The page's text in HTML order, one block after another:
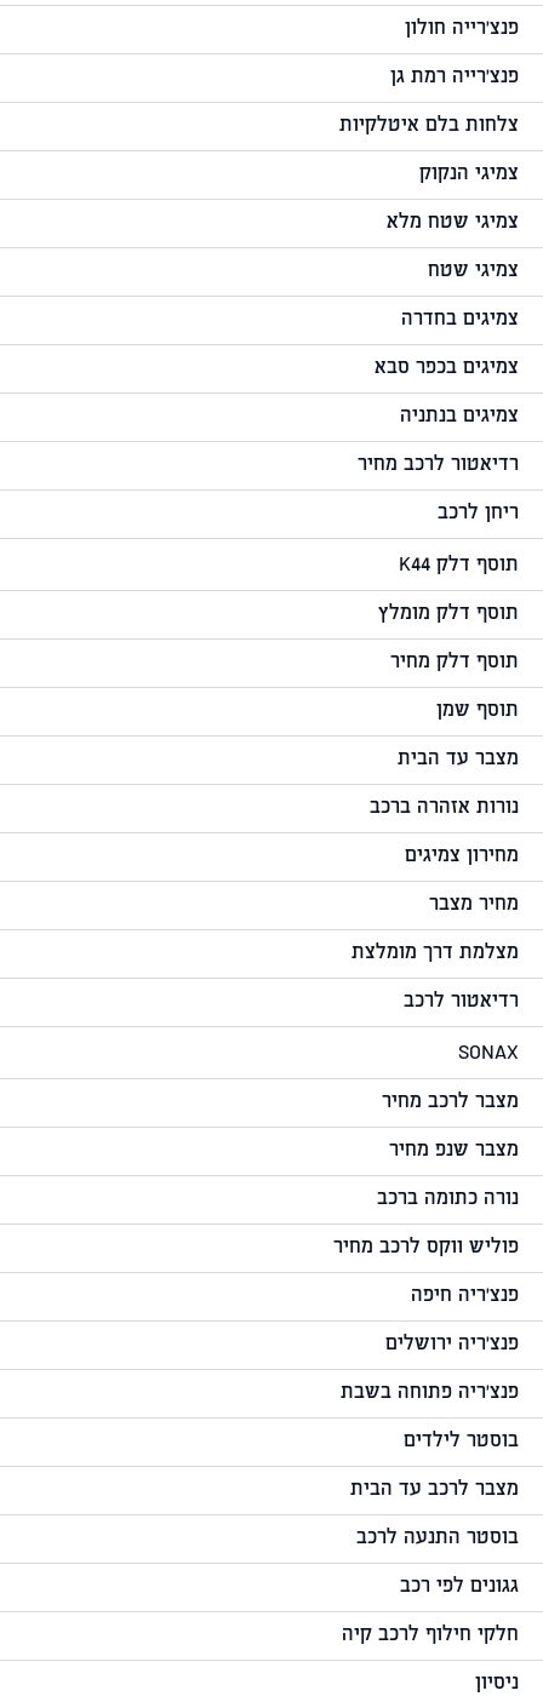
פנצ'רייה חולון
פנצ'רייה רמת גן
צלחות בלם איטלקיות
צמיגי הנקוק
צמיגי שטח מלא
צמיגי שטח
צמיגים בחדרה
צמיגים בכפר סבא
צמיגים בנתניה
רדיאטור לרכב מחיר
ריחן לרכב
תוסף דלק K44
תוסף דלק מומלץ
תוסף דלק מחיר
תוסף שמן
מצבר עד הבית
נורות אזהרה ברכב
מחירון צמיגים
מחיר מצבר
מצלמת דרך מומלצת
רדיאטור לרכב
SONAX
מצבר לרכב מחיר
מצבר שנפ מחיר
נורה כתומה ברכב
פוליש ווקס לרכב מחיר
פנצ'ריה חיפה
פנצ'ריה ירושלים
פנצ'ריה פתוחה בשבת
בוסטר לילדים
מצבר לרכב עד הבית
בוסטר התנעה לרכב
גגונים לפי רכב
חלקי חילוף לרכב קיה
ניסיון